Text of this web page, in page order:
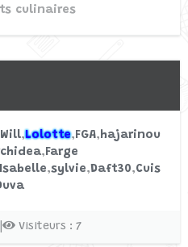
recettes avec le
5/12/20
culinaires
Will Lolotte FGA hajarinou
Farge
Isabelle sylvie Daft30 Cuis
Visiteurs : 7